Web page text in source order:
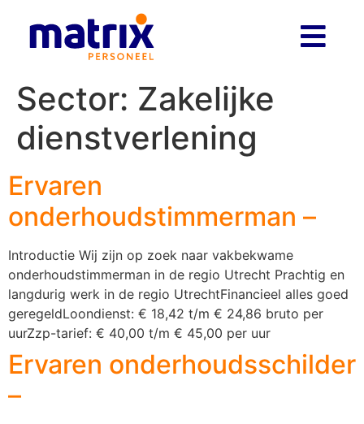
Sector: Zakelijke
dienstverlening
Ervaren
onderhoudstimmerman –
Introductie Wij zijn op zoek naar vakbekwame
onderhoudstimmerman in de regio Utrecht Prachtig en
langdurig werk in de regio UtrechtFinancieel alles goed
geregeldLoondienst: € 18,42 t/m € 24,86 bruto per
uurZzp-tarief: € 40,00 t/m € 45,00 per uur
Ervaren onderhoudsschilder
–